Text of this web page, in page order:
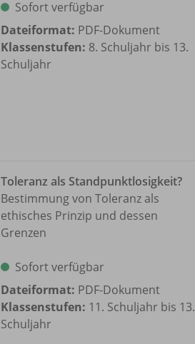
Sofort verfügbar
Dateiformat: PDF-Dokument
Klassenstufen: 8. Schuljahr bis 13.
Schuljahr
Toleranz als Standpunktlosigkeit?
Bestimmung von Toleranz als
ethisches Prinzip und dessen
Grenzen
Sofort verfügbar
Dateiformat: PDF-Dokument
Klassenstufen: 11. Schuljahr bis 13.
Schuljahr